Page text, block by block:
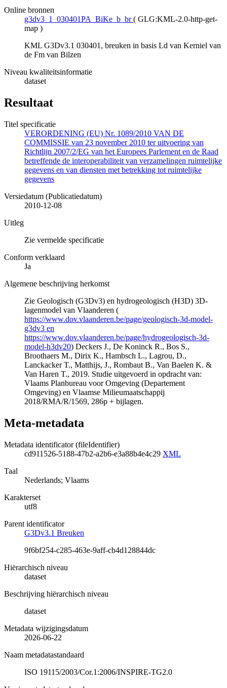
Online bronnen
g3dv3_1_030401PA_BiKe_b_br ( GLG:KML-2.0-http-get-
map )
KML G3Dv3.1 030401, breuken in basis Ld van Kerniel van
de Fm van Bilzen
Niveau kwaliteitsinformatie
dataset
Resultaat
Titel specificatie
VERORDENING (EU) Nr. 1089/2010 VAN DE
COMMISSIE van 23 november 2010 ter uitvoering van
Richtlijn 2007/2/EG van het Europees Parlement en de Raad
betreffende de interoperabiliteit van verzamelingen ruimtelijke
gegevens en van diensten met betrekking tot ruimtelijke
gegevens
Versiedatum (Publicatiedatum)
2010-12-08
Uitleg
Zie vermelde specificatie
Conform verklaard
Ja
Algemene beschrijving herkomst
Zie Geologisch (G3Dv3) en hydrogeologisch (H3D) 3D-
lagenmodel van Vlaanderen (
https://www.dov.vlaanderen.be/page/geologisch-3d-model-
g3dv3 en
https://www.dov.vlaanderen.be/page/hydrogeologisch-3d-
model-h3dv20) Deckers J., De Koninck R., Bos S.,
Broothaers M., Dirix K., Hambsch L., Lagrou, D.,
Lanckacker T., Matthijs, J., Rombaut B., Van Baelen K. &
Van Haren T., 2019. Studie uitgevoerd in opdracht van:
Vlaams Planbureau voor Omgeving (Departement
Omgeving) en Vlaamse Milieumaatschappij
2018/RMA/R/1569, 286p + bijlagen.
Meta-metadata
Metadata identificator (fileIdentifier)
cd911526-5188-47b2-a2b6-e3a88b4e4c29 XML
Taal
Nederlands; Vlaams
Karakterset
utf8
Parent identificator
G3Dv3.1 Breuken
9f6bf254-c285-463e-9aff-cb4d128844dc
Hiërarchisch niveau
dataset
Beschrijving hiërarchisch niveau
dataset
Metadata wijzigingsdatum
2026-06-22
Naam metadatastandaard
ISO 19115/2003/Cor.1:2006/INSPIRE-TG2.0